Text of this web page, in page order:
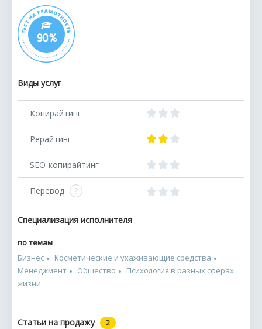
Виды услуг
Копирайтинг
Рерайтинг
SEO-копирайтинг
Перевод ?
Специализация исполнителя
по темам
Бизнес
Косметические и ухаживающие средства
Менеджмент
Общество
Психология в разных сферах
жизни
Статьи на продажу 2